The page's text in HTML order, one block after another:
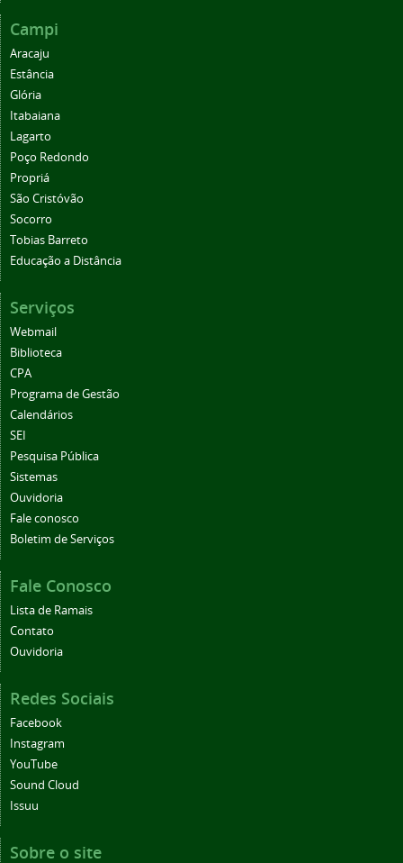
Campi
Aracaju
Estância
Glória
Itabaiana
Lagarto
Poço Redondo
Propriá
São Cristóvão
Socorro
Tobias Barreto
Educação a Distância
Serviços
Webmail
Biblioteca
CPA
Programa de Gestão
Calendários
SEI
Pesquisa Pública
Sistemas
Ouvidoria
Fale conosco
Boletim de Serviços
Fale Conosco
Lista de Ramais
Contato
Ouvidoria
Redes Sociais
Facebook
Instagram
YouTube
Sound Cloud
Issuu
Sobre o site